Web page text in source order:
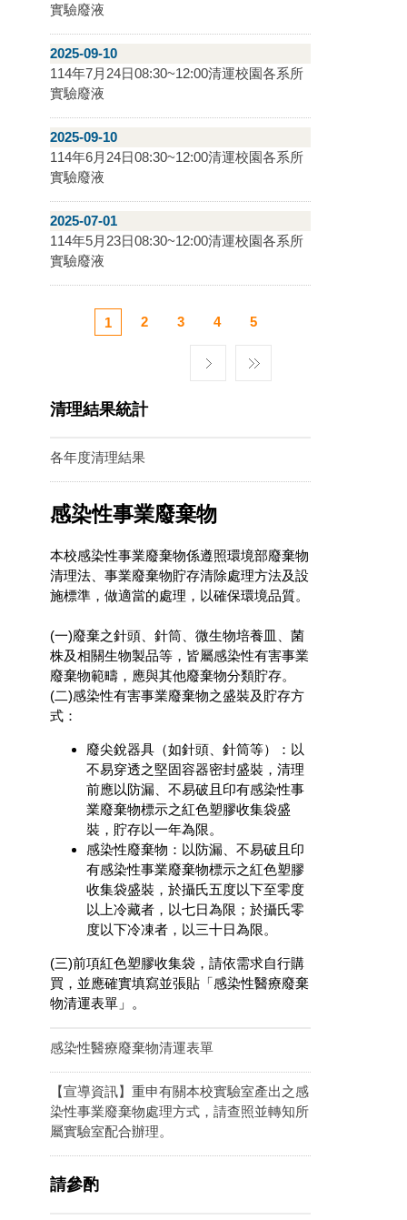
實驗廢液
2025-09-10
114年7月24日08:30~12:00清運校園各系所
實驗廢液
2025-09-10
114年6月24日08:30~12:00清運校園各系所
實驗廢液
2025-07-01
114年5月23日08:30~12:00清運校園各系所
實驗廢液
1 2 3 4 5
清理結果統計
各年度清理結果
感染性事業廢棄物
本校感染性事業廢棄物係遵照環境部廢棄物
清理法、事業廢棄物貯存清除處理方法及設
施標準，做適當的處理，以確保環境品質。
(一)廢棄之針頭、針筒、微生物培養皿、菌
株及相關生物製品等，皆屬感染性有害事業
廢棄物範疇，應與其他廢棄物分類貯存。
(二)感染性有害事業廢棄物之盛裝及貯存方
式：
廢尖銳器具（如針頭、針筒等）：以
不易穿透之堅固容器密封盛裝，清理
前應以防漏、不易破且印有感染性事
業廢棄物標示之紅色塑膠收集袋盛
裝，貯存以一年為限。
感染性廢棄物：以防漏、不易破且印
有感染性事業廢棄物標示之紅色塑膠
收集袋盛裝，於攝氏五度以下至零度
以上冷藏者，以七日為限；於攝氏零
度以下冷凍者，以三十日為限。
(三)前項紅色塑膠收集袋，請依需求自行購
買，並應確實填寫並張貼「感染性醫療廢棄
物清運表單」。
感染性醫療廢棄物清運表單
【宣導資訊】重申有關本校實驗室產出之感
染性事業廢棄物處理方式，請查照並轉知所
屬實驗室配合辦理。
請參酌